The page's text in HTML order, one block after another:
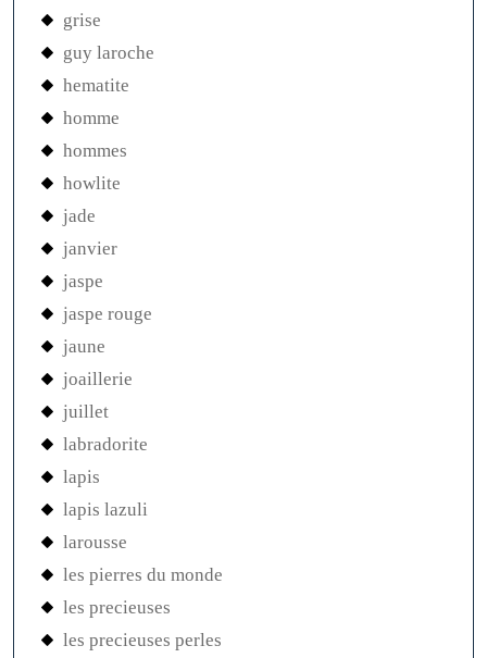
grise
guy laroche
hematite
homme
hommes
howlite
jade
janvier
jaspe
jaspe rouge
jaune
joaillerie
juillet
labradorite
lapis
lapis lazuli
larousse
les pierres du monde
les precieuses
les precieuses perles